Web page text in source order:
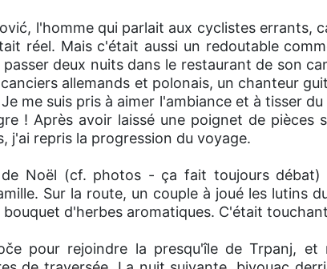
l'homme qui parlait aux cyclistes errants,
réel. Mais c'était aussi un redoutable
deux nuits dans le restaurant de son
allemands et polonais, un chanteur
me suis pris à aimer l'ambiance et à tisser
! Après avoir laissé une poignet de pièces
j'ai repris la progression du voyage.
Noël (cf. photos - ça fait toujours débat)
Sur la route, un couple à joué les lutins
d'herbes aromatiques. C'était
pour rejoindre la presqu'île de Trpanj, et